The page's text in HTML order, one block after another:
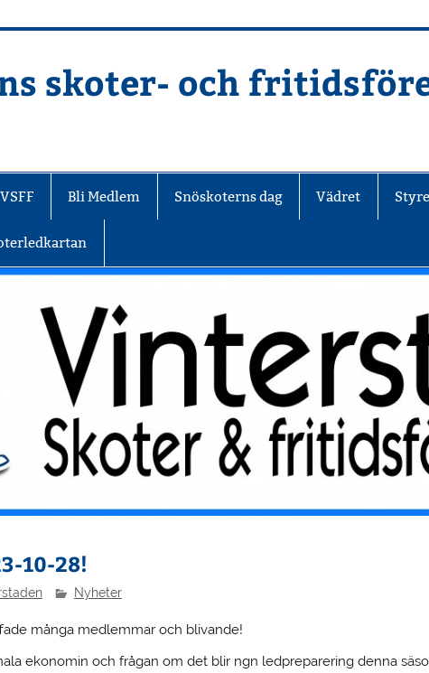
skoter- och
Bli Medlem Snöskoterns dag Vädret
10-28!
Nyheter
många medlemmar och blivande!
ekonomin och frågan om det blir ngn ledpreparering denna